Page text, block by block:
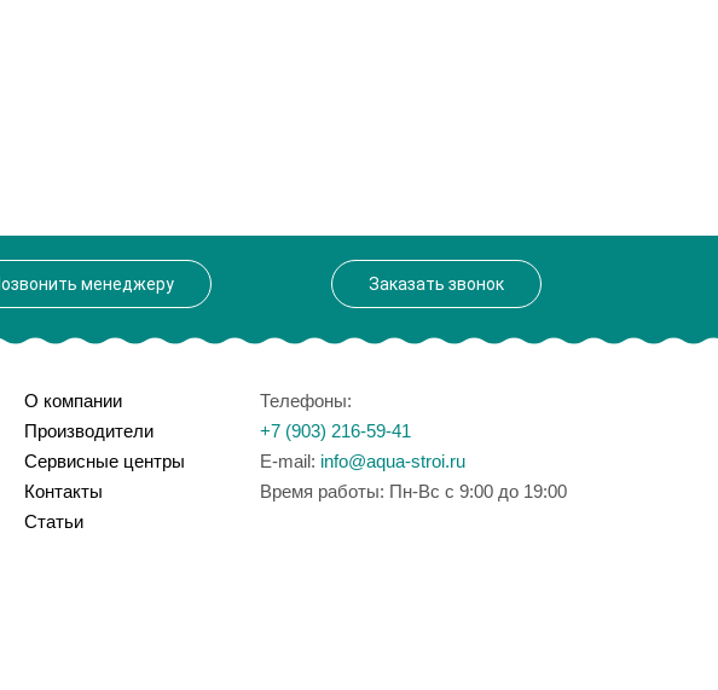
менеджеру Заказать звонок
О компании
Производители
Сервисные центры
Контакты
Статьи
Телефоны:
+7 (903) 216-59-41
E-mail: info@aqua-stroi.ru
Время работы: Пн-Вс с 9:00 до 19:00